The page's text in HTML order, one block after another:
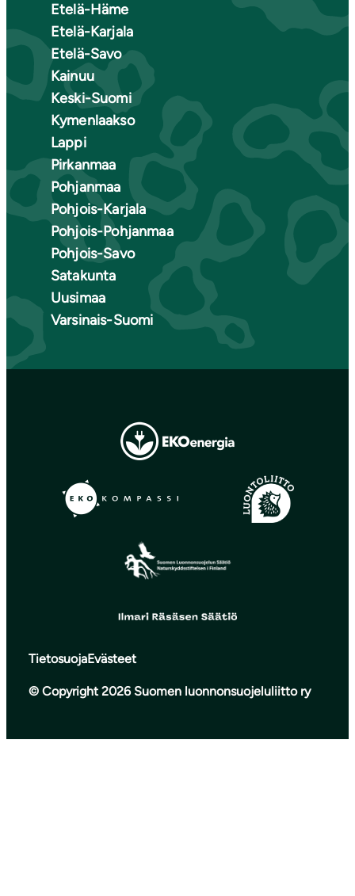
Etelä-Häme
Etelä-Karjala
Etelä-Savo
Kainuu
Keski-Suomi
Kymenlaakso
Lappi
Pirkanmaa
Pohjanmaa
Pohjois-Karjala
Pohjois-Pohjanmaa
Pohjois-Savo
Satakunta
Uusimaa
Varsinais-Suomi
TietosuojaEvästeet
© Copyright 2026 Suomen luonnonsuojeluliitto ry